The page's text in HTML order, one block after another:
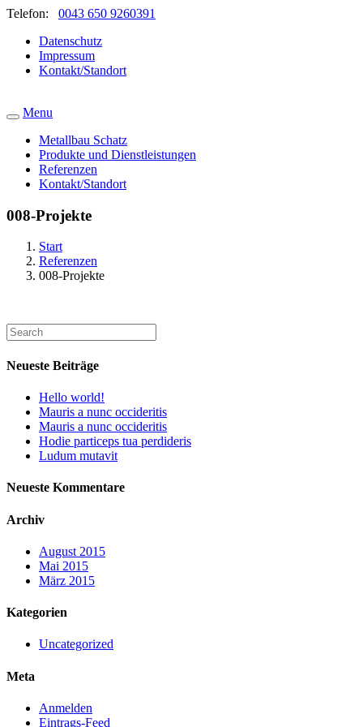
Telefon: 0043 650 9260391
Datenschutz
Impressum
Kontakt/Standort
Menu
Metallbau Schatz
Produkte und Dienstleistungen
Referenzen
Kontakt/Standort
008-Projekte
Start
Referenzen
008-Projekte
Neueste Beiträge
Hello world!
Mauris a nunc occideritis
Mauris a nunc occideritis
Hodie particeps tua perdideris
Ludum mutavit
Neueste Kommentare
Archiv
August 2015
Mai 2015
März 2015
Kategorien
Uncategorized
Meta
Anmelden
Eintrags-Feed